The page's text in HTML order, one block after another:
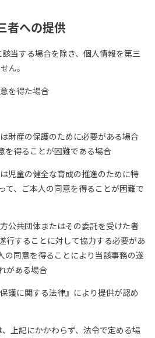
者への提供
当する場合を除き、個人情報を第三
ん。
を得た場合
財産の保護のために必要がある場合
を得ることが困難である場合
児童の健全な育成の推進のために特
て、ご本人の同意を得ることが困難で
公共団体またはその委託を受けた者
行することに対して協力する必要があ
の同意を得ることにより当該事務の遂
がある場合
護に関する法律』により提供が認め
上記にかかわらず、法令で定める場